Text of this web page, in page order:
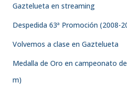
Gaztelueta en streaming
Despedida 63ª Promoción (2008-
Volvemos a clase en Gaztelueta
Medalla de Oro en campeonato
m)